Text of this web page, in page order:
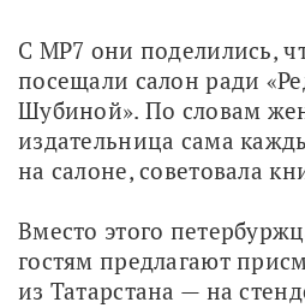
С МР7 они поделились,
посещали салон ради
Шубиной». По словам
издательница сама
на салоне, советовала
Вместо этого
гостям предлагают
из Татарстана — на